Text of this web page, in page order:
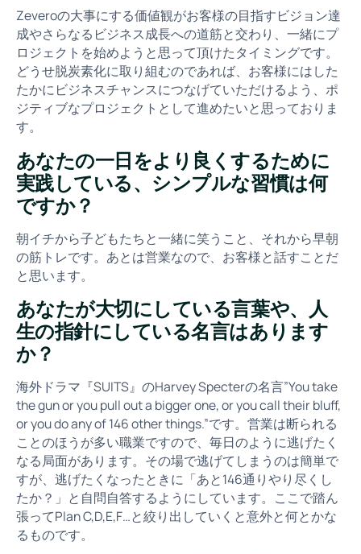
Zeveroの大事にする価値観がお客様の目指すビジョン達
成やさらなるビジネス成長への道筋と交わり、一緒にプ
ロジェクトを始めようと思って頂けたタイミングです。
どうせ脱炭素化に取り組むのであれば、お客様にはした
たかにビジネスチャンスにつなげていただけるよう、ポ
ジティブなプロジェクトとして進めたいと思っておりま
す。
あなたの一日をより良くするために
実践している、シンプルな習慣は何
ですか？
朝イチから子どもたちと一緒に笑うこと、それから早朝
の筋トレです。あとは営業なので、お客様と話すことだ
と思います。
あなたが大切にしている言葉や、人
生の指針にしている名言はあります
か？
海外ドラマ『SUITS』のHarvey Specterの名言”You take
the gun or you pull out a bigger one, or you call their bluff,
or you do any of 146 other things.”です。営業は断られる
ことのほうが多い職業ですので、毎日のように逃げたく
なる局面があります。その場で逃げてしまうのは簡単で
すが、逃げたくなったときに「あと146通りやり尽くし
たか？」と自問自答するようにしています。ここで踏ん
張ってPlan C,D,E,F…と絞り出していくと意外と何とかな
るものです。